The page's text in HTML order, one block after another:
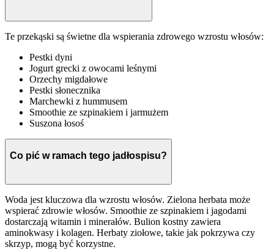
Te przekąski są świetne dla wspierania zdrowego wzrostu włosów:
Pestki dyni
Jogurt grecki z owocami leśnymi
Orzechy migdałowe
Pestki słonecznika
Marchewki z hummusem
Smoothie ze szpinakiem i jarmużem
Suszona łosoś
Co pić w ramach tego jadłospisu?
Woda jest kluczowa dla wzrostu włosów. Zielona herbata może
wspierać zdrowie włosów. Smoothie ze szpinakiem i jagodami
dostarczają witamin i minerałów. Bulion kostny zawiera
aminokwasy i kolagen. Herbaty ziołowe, takie jak pokrzywa czy
skrzyp, mogą być korzystne.